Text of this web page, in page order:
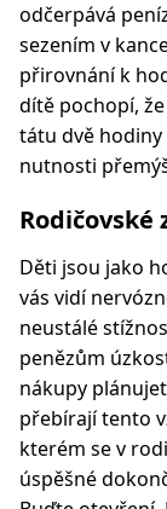
odčerpává
sezením v
přirovnání k
dítě pochopí,
tátu dvě hodiny
nutnosti
Rodičovské
Děti jsou jako
vás vidí
neustálé
penězům
nákupy
přebírají tento
kterém se v
úspěšné